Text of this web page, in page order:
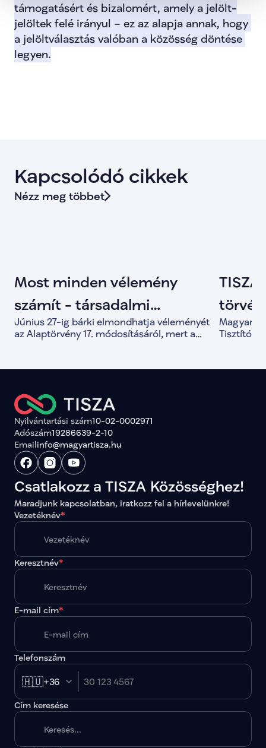
támogatásért és bizalomért, amely a jelölt-
jelöltek felé irányul – ez az alapja annak, hogy
a jelöltválasztás valóban a közösség döntése
legyen.
Kapcsolódó cikkek
Nézz meg többet
Most minden vélemény
számít - társadalmi
egyeztetés indult az
Június 27-ig bárki elmondhatja véleményét
az Alaptörvény 17. módosításáról, mert a
TISZA
Magyar
Nyilvántartási szám10-02-0002971
Adószám19286639-2-10
Emailinfo@magyartisza.hu
Csatlakozz a TISZA Közösséghez!
Maradjunk kapcsolatban, iratkozz fel a hírlevelünkre!
Vezetéknév*
Keresztnév*
E-mail cím*
Telefonszám
🇭🇺+36
Cím keresése